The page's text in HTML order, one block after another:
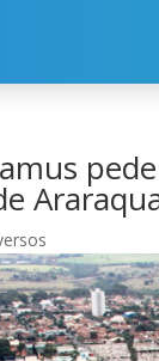
Juliana Damus